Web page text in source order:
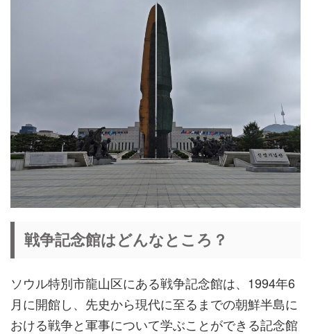
戦争記念館はどんなところ？
ソウル特別市龍山区にある戦争記念館は、1994年6
月に開館し、先史から現代に至るまでの朝鮮半島に
おける戦争と軍事について学ぶことができる記念館